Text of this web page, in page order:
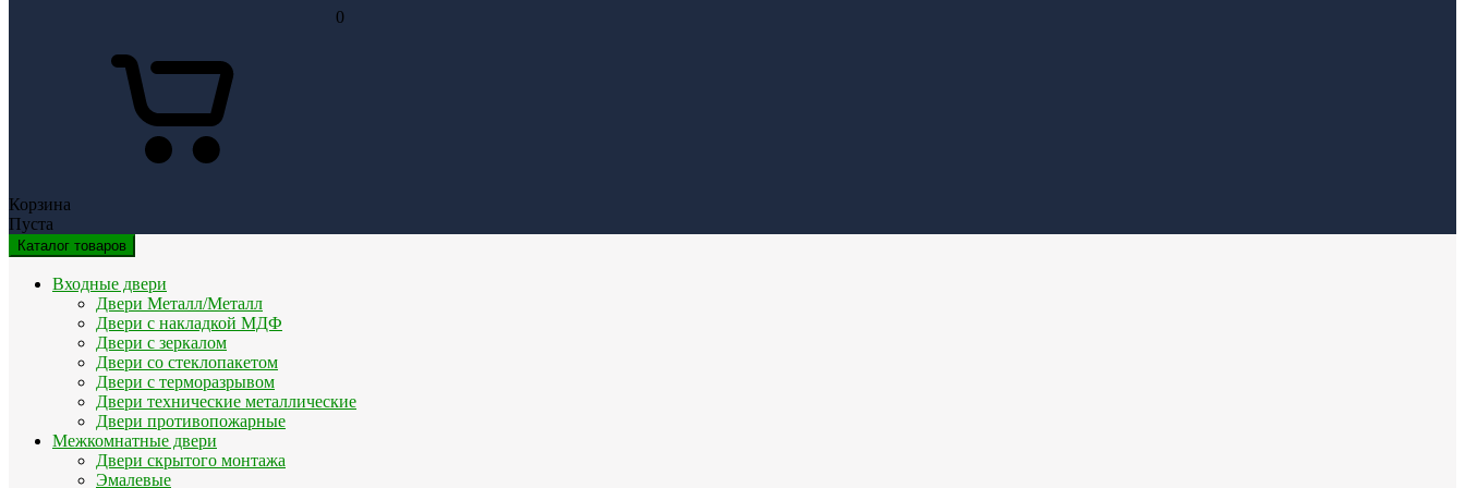
0
Корзина
Пуста
Каталог товаров
Входные двери
Двери Металл/Металл
Двери с накладкой МДФ
Двери с зеркалом
Двери со стеклопакетом
Двери с терморазрывом
Двери технические металлические
Двери противопожарные
Межкомнатные двери
Двери скрытого монтажа
Эмалевые